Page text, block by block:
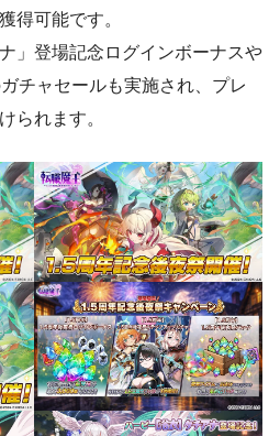
得可能です。
」登場記念ログインボーナスや
チャセールも実施され、プレ
られます。